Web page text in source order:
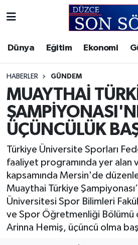
Dünya Eğitim Ekonomi
HABERLER GÜNDEM
MUAYTHAİ
ÜÇÜNCÜLÜK
Türkiye Üniversite Sporları
faaliyet programında yer alan
kapsamında Mersin'de
Muaythai Türkiye
Üniversitesi Spor Bilimleri
ve Spor Öğretmenliği Bölümü
Arinna Hemiş, üçüncü olma
Gizlilik Sözleşmesi
İletişim
Künye
Akçakoca Hava Durumu
Akçakoca Trafik Yoğunluk
Süper Lig Puan Durumu ve
Son Dakika Haberleri
Haber Arşivi